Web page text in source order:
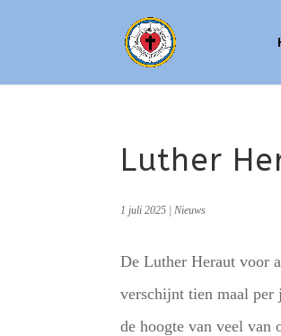
Luther
1 juli 2025 |Nieuws
De Luther Heraut voor
verschijnt tien maal
de hoogte van veel